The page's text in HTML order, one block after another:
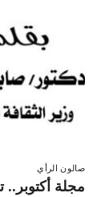
صالون الرأي
مجلة أكتوبر..